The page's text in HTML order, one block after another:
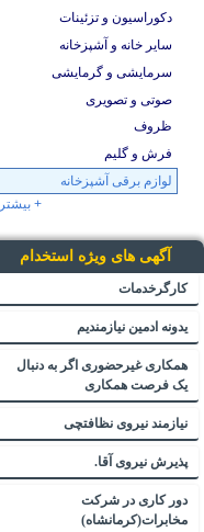
دکوراسیون و تزئینات
سایر خانه و آشپزخانه
سرمایشی و گرمایشی
صوتی و تصویری
ظروف
فرش و گلیم
لوازم برقی آشپزخانه
+ بیشتر ...
آگهی های ویژه استخدام
کارگرخدمات
یدونه ادمین نیازمندیم
همکاری غیرحضوری اگر به دنبال
یک فرصت همکاری
نیازمند نیروی نظافتچی
پذیرش نیروی آقا.
دور کاری در شرکت
مخابرات(کرمانشاه)